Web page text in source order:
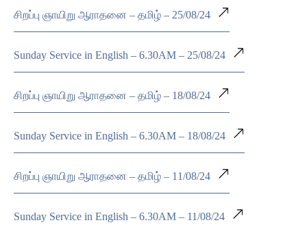
சிறப்பு ஞாயிறு ஆராதனை – தமிழ் – 25/08/24
Sunday Service in English – 6.30AM – 25/08/24
சிறப்பு ஞாயிறு ஆராதனை – தமிழ் – 18/08/24
Sunday Service in English – 6.30AM – 18/08/24
சிறப்பு ஞாயிறு ஆராதனை – தமிழ் – 11/08/24
Sunday Service in English – 6.30AM – 11/08/24